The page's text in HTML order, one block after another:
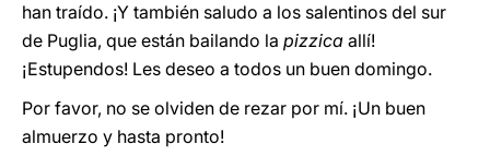
han traído. ¡Y también saludo a los salentinos del sur
de Puglia, que están bailando la pizzica allí!
¡Estupendos! Les deseo a todos un buen domingo.
Por favor, no se olviden de rezar por mí. ¡Un buen
almuerzo y hasta pronto!